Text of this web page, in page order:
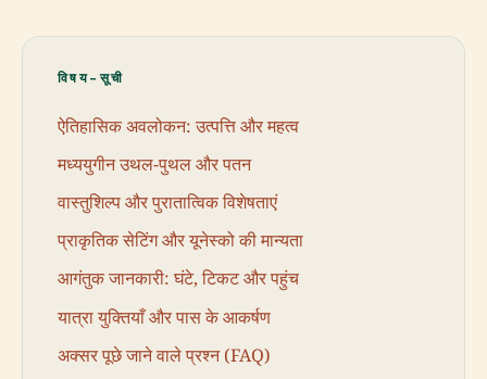
विषय-सूची
ऐतिहासिक अवलोकन: उत्पत्ति और महत्व
मध्ययुगीन उथल-पुथल और पतन
वास्तुशिल्प और पुरातात्विक विशेषताएं
प्राकृतिक सेटिंग और यूनेस्को की मान्यता
आगंतुक जानकारी: घंटे, टिकट और पहुंच
यात्रा युक्तियाँ और पास के आकर्षण
अक्सर पूछे जाने वाले प्रश्न (FAQ)